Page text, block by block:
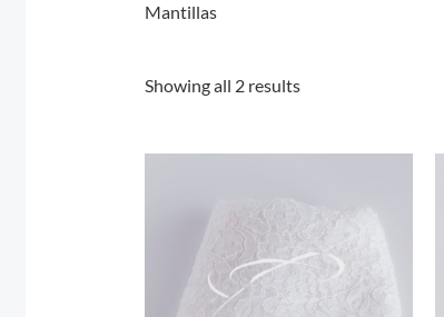
Mantillas
Showing all 2 results